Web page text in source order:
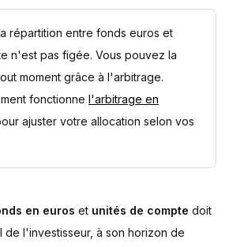
répartition entre fonds euros et
n'est pas figée. Vous pouvez la
moment grâce à l'arbitrage.
fonctionne l'arbitrage en
ajuster votre allocation selon vos
en euros et unités de compte doit
l'investisseur, à son horizon de